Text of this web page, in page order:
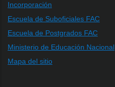
Incorporación
Escuela de Suboficiales FAC
Escuela de Postgrados FAC
Ministerio de Educación Nacional
Mapa del sitio